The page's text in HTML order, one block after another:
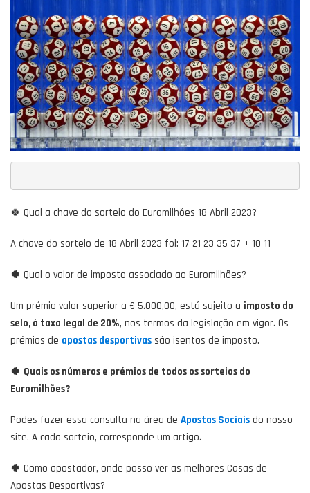
🍀 Qual a chave do sorteio do Euromilhões 18 Abril 2023?
A chave do sorteio de 18 Abril 2023 foi: 17 21 23 35 37 + 10 11
🍀 Qual o valor de imposto associado ao Euromilhões?
Um prémio valor superior a € 5.000,00, está sujeito a imposto do
selo, à taxa legal de 20%, nos termos da legislação em vigor. Os
prémios de apostas desportivas são isentos de imposto.
🍀 Quais os números e prémios de todos os sorteios do
Euromilhões?
Podes fazer essa consulta na área de Apostas Sociais do nosso
site. A cada sorteio, corresponde um artigo.
🍀 Como apostador, onde posso ver as melhores Casas de
Apostas Desportivas?